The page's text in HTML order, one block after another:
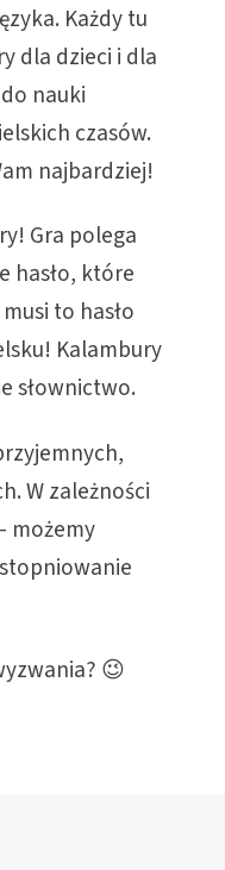
Każdy tu
dla dzieci i dla
nauki
czasów.
najbardziej!
Gra polega
hasło, które
to hasło
Kalambury
słownictwo.
W zależności
możemy
😉